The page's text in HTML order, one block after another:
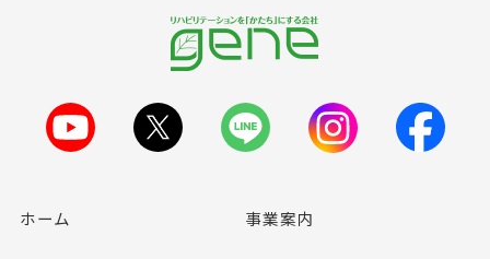
ホーム 事業案内